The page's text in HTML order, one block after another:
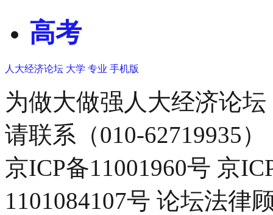
高考
人大经济论坛 大学 专业 手机版
为做大做强人大经济论
请联系（010-62719935）
京ICP备11001960号 京
1101084107号 论坛法律